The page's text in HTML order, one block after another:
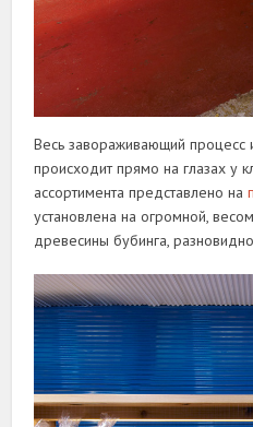
Весь завораживающий процесс
происходит прямо на глазах у
ассортимента представлено на
установлена на огромной,
древесины бубинга,